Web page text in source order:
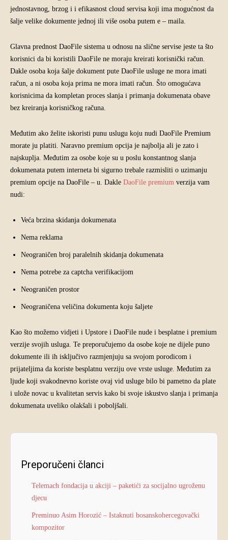
jednostavnog, brzog i i efikasnost cloud servisa koji ima mogućnost da
šalje velike dokumente jednoj ili više osoba putem e – maila.
Glavna prednost DaoFile sistema u odnosu na slične servise jeste ta što
korisnici da bi koristili DaoFile ne moraju kreirati korisnički račun.
Dakle osoba koja šalje dokument pute DaoFile usluge ne mora imati
račun, a ni osoba koja prima ne mora imati račun. Što omogućava
korisnicima da kompletan proces slanja i primanja dokumenata obave
bez kreiranja korisničkog računa.
Međutim ako želite iskoristi punu uslugu koju nudi DaoFile Premium
morate ju platiti. Naravno premium opcija je najbolja ali je zato i
najskuplja. Međutim za osobe koje su u poslu konstantnog slanja
dokumenata putem interneta bi sigurno trebale razmisliti o uzimanju
premium opcije na DaoFile – u. Dakle DaoFile premium verzija vam
nudi:
Veća brzina skidanja dokumenata
Nema reklama
Neograničen broj paralelnih skidanja dokumenata
Nema potrebe za captcha verifikacijom
Neograničen prostor
Neograničena veličina dokumenta koju šaljete
Kao što možemo vidjeti i Upstore i DaoFile nude i besplatne i premium
verzije svojih usluga. Te preporučujemo da osobe koje ne dijele puno
dokumente ili ih isključivo razmjenjuju sa svojom porodicom i
prijateljima da koriste besplatnu verziju ove vrste usluge. Međutim za
ljude koji svakodnevno koriste ovaj vid usluge bilo bi pametno da plate
i ulože novac u kvalitetan servis kako bi svoje iskustvo slanja i primanja
dokumenata uveliko olakšali i poboljšali.
Preporučeni članci
Telemach fondacija u akciji – paketići za socijalno ugroženu
djecu
Preminuo Asim Horozić – Istaknuti bosanskohercegovački
kompozitor